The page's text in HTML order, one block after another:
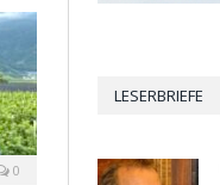
0
LESERBRIEFE